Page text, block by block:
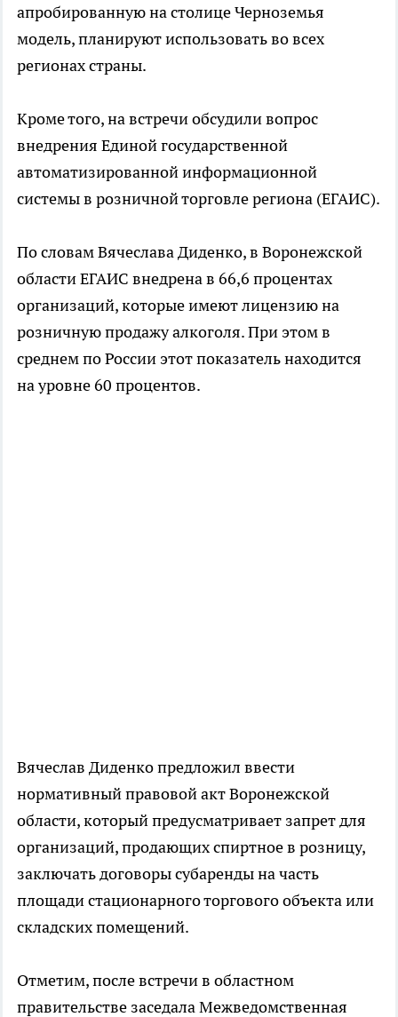
апробированную на столице Черноземья
модель, планируют использовать во всех
регионах страны.
Кроме того, на встречи обсудили вопрос
внедрения Единой государственной
автоматизированной информационной
системы в розничной торговле региона (ЕГАИС).
По словам Вячеслава Диденко, в Воронежской
области ЕГАИС внедрена в 66,6 процентах
организаций, которые имеют лицензию на
розничную продажу алкоголя. При этом в
среднем по России этот показатель находится
на уровне 60 процентов.
Вячеслав Диденко предложил ввести
нормативный правовой акт Воронежской
области, который предусматривает запрет для
организаций, продающих спиртное в розницу,
заключать договоры субаренды на часть
площади стационарного торгового объекта или
складских помещений.
Отметим, после встречи в областном
правительстве заседала Межведомственная